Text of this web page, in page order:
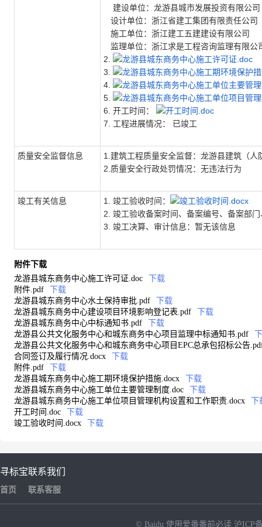
建设单位：龙游县城市发展投资有限公司
设计单位：浙江省建工集团有限责任公司
施工单位：浙江建工五建建设有限公司
监理单位：浙江求是工程咨询监理有限公
2.
龙游县城东商务中心施工许可证.doc
3.
龙游县城东商务中心施工期环境保护
4.
龙游县城东商务中心施工单位主要管
5.
龙游县城东商务中心施工单位项目管
6. 开工时间：
开工时间.doc
7. 工程进展情况： 已竣工
质量安全监督信息
1.建筑工程质量安全监督：龙游县建筑（
2.质量安全行政处罚情况：无违法行为
竣工有关信息 1. 竣工验收时间：
竣工验收时间.docx
2. 竣工验收备案时间、备案编号、备案部
3. 竣工决算、审计信息：暂无该信息
附件下载
龙游县城东商务中心施工许可证.doc
下载
附件.pdf
下载
龙游县城东商务中心水土保持审批.pdf
下载
龙游县城东商务中心建设项目环境影响登记表.pdf
下载
龙游县城东商务中心中标通知书.pdf
下载
龙游县公共文化服务中心和城东商务中心项目监理中标通知书.pdf
龙游县公共文化服务中心和城东商务中心项目EPC总承包招标公告
合同签订及履行情况.docx
下载
附件.pdf
下载
龙游县城东商务中心施工期环境保护措施.docx
下载
龙游县城东商务中心施工单位主要管理制度.doc
下载
龙游县城东商务中心施工单位项目管理机构设置和工作职责.docx
开工时间.doc
下载
竣工验收时间.docx
下载
寻标宝
首页
联系我们
联系客服
© Baidu 使用爱番番前必读 沪ICP